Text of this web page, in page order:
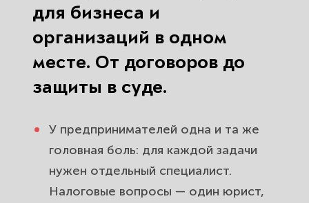
для бизнеса и
организаций в одном
месте. От договоров до
защиты в суде.
У предпринимателей одна и та же
головная боль: для каждой задачи
нужен отдельный специалист.
Налоговые вопросы — один юрист,